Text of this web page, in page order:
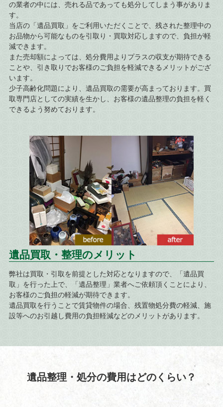
の業者の中には、売れる品であっても処分してしまう事がありま
す。
当店の「遺品買取」をご利用いただくことで、残された整理中の
お品物から可能なものを引取り・買取対応しますので、負担が軽
減できます。
また売却額によっては、処分費用よりプラスの収支が期待できる
ことや、引き取りでお客様のご負担を軽減できるメリットがござ
います。
少子高齢化問題により、遺品買取の需要が高まっております。買
取専門店としての実績を生かし、お客様の遺品整理の負担を軽く
できるよう努めております。
遺品買取・整理のメリット
弊社は買取・引取を前提とした対応となりますので、「遺品買
取」を行った上で、「遺品整理」業者へご依頼頂くことにより、
お客様のご負担の軽減が期待できます。
遺品買取を行うことで賃貸物件の場合、残置物処分費の軽減、施
設等へのお引越し費用の負担軽減などのメリットがあります。
遺品整理・処分の費用はどのくらい？